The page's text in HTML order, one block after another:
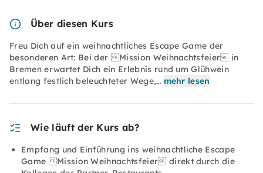
Über diesen Kurs
Freu Dich auf ein weihnachtliches Escape Game der
besonderen Art: Bei der Mission Weihnachtsfeier in
Bremen erwartet Dich ein Erlebnis rund um Glühwein
entlang festlich beleuchteter Wege,… mehr lesen
Wie läuft der Kurs ab?
Empfang und Einführung ins weihnachtliche Escape
Game Mission Weihnachtsfeier direkt durch die